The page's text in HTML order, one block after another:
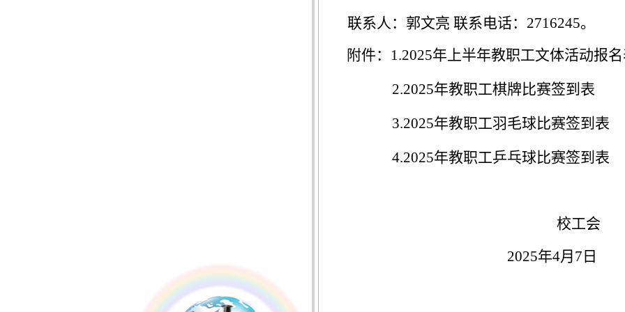
联系人：郭文亮 联系电话： 2716245。
附件： 1.2025年上半年教职工文体活动报
2.2025年教职工棋牌比赛签到表
3.2025年教职工羽毛球比赛签到表
4.2025年教职工乒乓球比赛签到表
校工会
2025年4月7日